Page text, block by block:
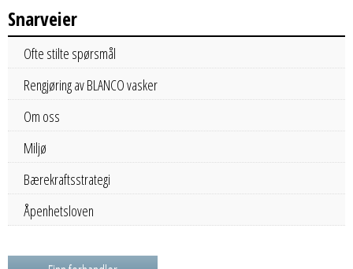
Snarveier
Ofte stilte spørsmål
Rengjøring av BLANCO vasker
Om oss
Miljø
Bærekraftsstrategi
Åpenhetsloven